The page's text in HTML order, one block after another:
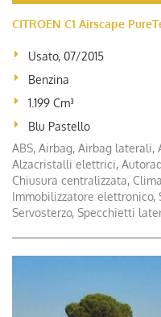
CITROEN C1 Airscape
Usato, 07/2015
Benzina
1.199 Cm³
Blu Pastello
ABS, Airbag, Airbag laterali,
Alzacristalli elettrici,
Chiusura centralizzata,
Immobilizzatore elettronico,
Servosterzo, Specchietti